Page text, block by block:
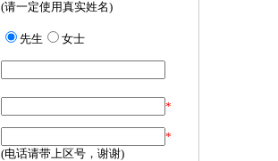
(请一定使用真实姓名)
先生
女士
*
*
(电话请带上区号，谢谢)